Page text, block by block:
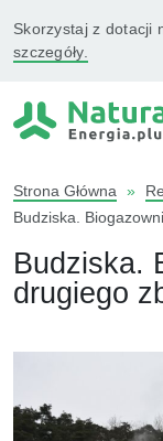
Skorzystaj z dotacji
szczegóły.
Strona Główna »
Budziska.
Budziska.
drugiego